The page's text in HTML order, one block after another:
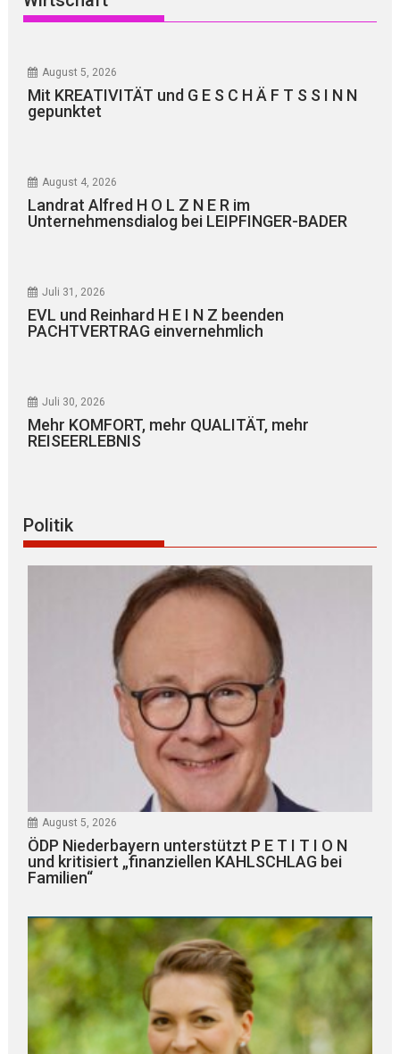
August 5, 2026
Mit KREATIVITÄT und G E S C H Ä F T S S I N N
gepunktet
August 4, 2026
Landrat Alfred H O L Z N E R im
Unternehmensdialog bei LEIPFINGER-BADER
Juli 31, 2026
EVL und Reinhard H E I N Z beenden
PACHTVERTRAG einvernehmlich
Juli 30, 2026
Mehr KOMFORT, mehr QUALITÄT, mehr
REISEERLEBNIS
Politik
August 5, 2026
ÖDP Niederbayern unterstützt P E T I T I O N
und kritisiert „finanziellen KAHLSCHLAG bei
Familien“